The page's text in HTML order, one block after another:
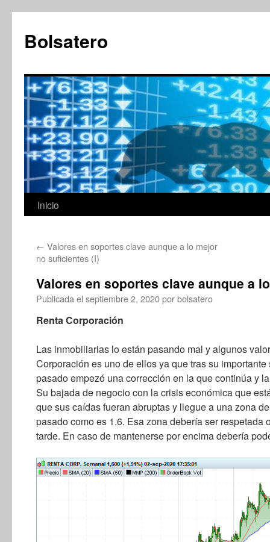
contenido
Bolsatero
Inicio
← Valores en soportes clave aunque a lo mejor
no suficientes (I)
Valores en soportes clave aunque a
Publicada el septiembre 2, 2020porbolsatero
Renta Corporación
Las inmobiliarias lo están pasando mal y algunos
Corporación es uno de ellos ya que tras su
pasado empezó una corrección en la que continúa y
Su bajada de negocio con la crisis económica que
que sus caídas fueran abruptas y llegue a una zona
pasado como es 1.6. Esa zona debería ser respetada
tarde. En caso de mantenerse por encima debería